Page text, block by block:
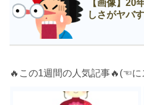
【画像】20
しさがヤバ
🔥この1週間の人気記事🔥(☜に